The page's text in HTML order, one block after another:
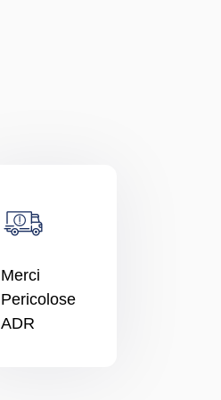
Merci
Pericolose
ADR